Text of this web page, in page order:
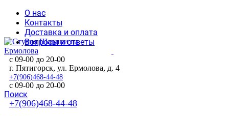
О нас
Контакты
Доставка и оплата
Вопросы и ответы
с 09-00 до 20-00
+7(906)468-44-48
Поиск
г. Пятигорск, ул. Ермолова, д. 4
с 09-00 до 20-00
+7(906)468-44-48